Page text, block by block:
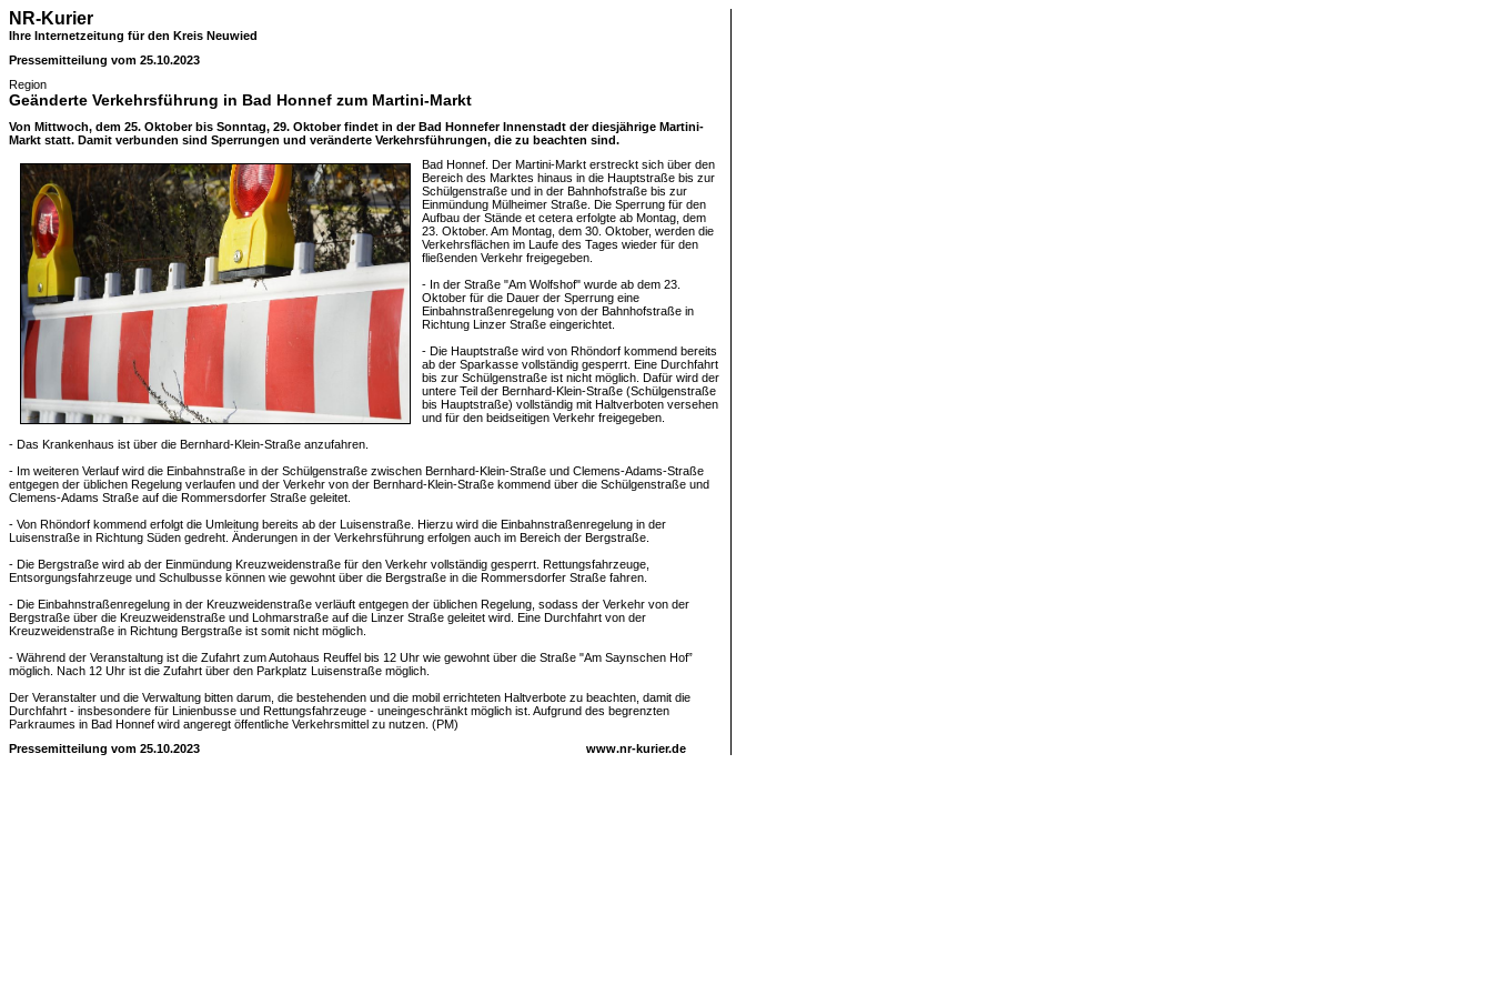
NR-Kurier
Ihre Internetzeitung für den Kreis Neuwied
Pressemitteilung vom 25.10.2023
Region
Geänderte Verkehrsführung in Bad Honnef zum Martini-Markt
Von Mittwoch, dem 25. Oktober bis Sonntag, 29. Oktober findet in der Bad Honnefer Innenstadt der diesjährige Martini-
Markt statt. Damit verbunden sind Sperrungen und veränderte Verkehrsführungen, die zu beachten sind.
Bad Honnef. Der Martini-Markt erstreckt sich über den
Bereich des Marktes hinaus in die Hauptstraße bis zur
Schülgenstraße und in der Bahnhofstraße bis zur
Einmündung Mülheimer Straße. Die Sperrung für den
Aufbau der Stände et cetera erfolgte ab Montag, dem
23. Oktober. Am Montag, dem 30. Oktober, werden die
Verkehrsflächen im Laufe des Tages wieder für den
fließenden Verkehr freigegeben.
- In der Straße "Am Wolfshof" wurde ab dem 23.
Oktober für die Dauer der Sperrung eine
Einbahnstraßenregelung von der Bahnhofstraße in
Richtung Linzer Straße eingerichtet.
- Die Hauptstraße wird von Rhöndorf kommend bereits
ab der Sparkasse vollständig gesperrt. Eine Durchfahrt
bis zur Schülgenstraße ist nicht möglich. Dafür wird der
untere Teil der Bernhard-Klein-Straße (Schülgenstraße
bis Hauptstraße) vollständig mit Haltverboten versehen
und für den beidseitigen Verkehr freigegeben.
- Das Krankenhaus ist über die Bernhard-Klein-Straße anzufahren.
- Im weiteren Verlauf wird die Einbahnstraße in der Schülgenstraße zwischen Bernhard-Klein-Straße und Clemens-Adams-Straße
entgegen der üblichen Regelung verlaufen und der Verkehr von der Bernhard-Klein-Straße kommend über die Schülgenstraße und
Clemens-Adams Straße auf die Rommersdorfer Straße geleitet.
- Von Rhöndorf kommend erfolgt die Umleitung bereits ab der Luisenstraße. Hierzu wird die Einbahnstraßenregelung in der
Luisenstraße in Richtung Süden gedreht. Änderungen in der Verkehrsführung erfolgen auch im Bereich der Bergstraße.
- Die Bergstraße wird ab der Einmündung Kreuzweidenstraße für den Verkehr vollständig gesperrt. Rettungsfahrzeuge,
Entsorgungsfahrzeuge und Schulbusse können wie gewohnt über die Bergstraße in die Rommersdorfer Straße fahren.
- Die Einbahnstraßenregelung in der Kreuzweidenstraße verläuft entgegen der üblichen Regelung, sodass der Verkehr von der
Bergstraße über die Kreuzweidenstraße und Lohmarstraße auf die Linzer Straße geleitet wird. Eine Durchfahrt von der
Kreuzweidenstraße in Richtung Bergstraße ist somit nicht möglich.
- Während der Veranstaltung ist die Zufahrt zum Autohaus Reuffel bis 12 Uhr wie gewohnt über die Straße "Am Saynschen Hof”
möglich. Nach 12 Uhr ist die Zufahrt über den Parkplatz Luisenstraße möglich.
Der Veranstalter und die Verwaltung bitten darum, die bestehenden und die mobil errichteten Haltverbote zu beachten, damit die
Durchfahrt - insbesondere für Linienbusse und Rettungsfahrzeuge - uneingeschränkt möglich ist. Aufgrund des begrenzten
Parkraumes in Bad Honnef wird angeregt öffentliche Verkehrsmittel zu nutzen. (PM)
Pressemitteilung vom 25.10.2023
www.nr-kurier.de